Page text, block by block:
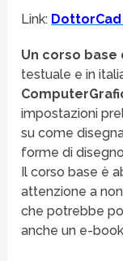
Link:
Un corso base
testuale e in
impostazioni
su come
forme di
Il corso base è
attenzione a
che potrebbe
anche un e-